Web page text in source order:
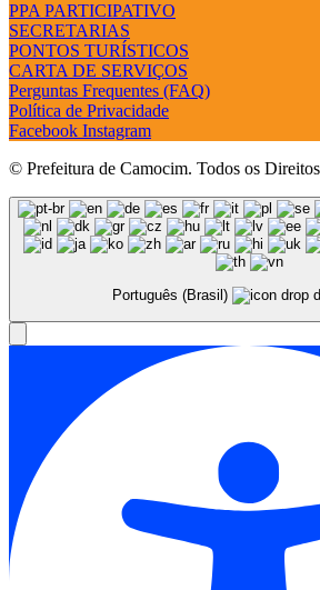
PPA PARTICIPATIVO
SECRETARIAS
PONTOS TURÍSTICOS
CARTA DE SERVIÇOS
Perguntas Frequentes (FAQ)
Política de Privacidade
Facebook Instagram
© Prefeitura de Camocim. Todos os
Português (Brasil)